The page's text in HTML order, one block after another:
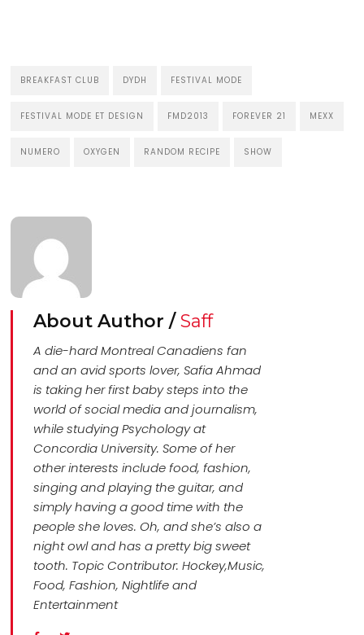
BREAKFAST CLUB DYDH FESTIVAL MODE
FESTIVAL MODE ET DESIGN FMD2013 FOREVER 21 MEXX
NUMERO OXYGEN RANDOM RECIPE SHOW
About Author /Saff
A die-hard Montreal Canadiens fan
and an avid sports lover, Safia Ahmad
is taking her first baby steps into the
world of social media and journalism,
while studying Psychology at
Concordia University. Some of her
other interests include food, fashion,
singing and playing the guitar, and
simply having a good time with the
people she loves. Oh, and she’s also a
night owl and has a pretty big sweet
tooth. Topic Contributor: Hockey,Music,
Food, Fashion, Nightlife and
Entertainment